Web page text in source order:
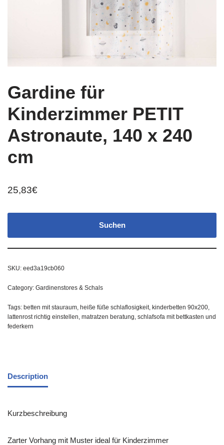
Gardine für
Kinderzimmer PETIT
Astronaute, 140 x 240
cm
25,83€
Suchen
SKU: eed3a19cb060
Category: Gardinenstores & Schals
Tags: betten mit stauraum, heiße füße schlaflosigkeit, kinderbetten 90x200,
lattenrost richtig einstellen, matratzen beratung, schlafsofa mit bettkasten und
federkern
Description
Kurzbeschreibung
Zarter Vorhang mit Muster ideal für Kinderzimmer